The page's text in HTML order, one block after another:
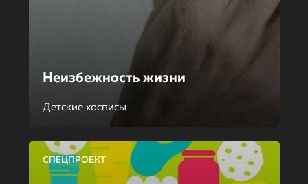
Неизбежность жизни
Детские хосписы
СПЕЦПРОЕКТ